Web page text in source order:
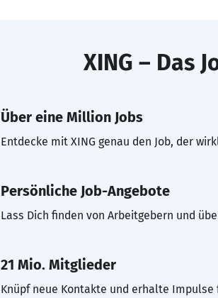
XING – Das
Über eine Million Jobs
Entdecke mit XING genau den Job, der
Persönliche Job-Angebote
Lass Dich finden von Arbeitgebern und
21 Mio. Mitglieder
Knüpf neue Kontakte und erhalte Impulse